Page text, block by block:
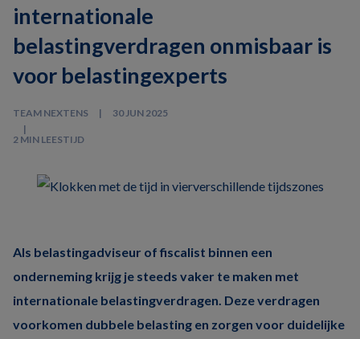
internationale
belastingverdragen onmisbaar is
voor belastingexperts
TEAM NEXTENS 30 JUN 2025
2 MIN LEESTIJD
Als belastingadviseur of fiscalist binnen een
onderneming krijg je steeds vaker te maken met
internationale belastingverdragen. Deze verdragen
voorkomen dubbele belasting en zorgen voor duidelijke